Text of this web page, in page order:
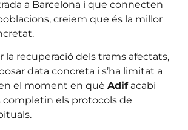
a Barcelona i que connecten
creiem que és la millor
la recuperació dels trams afectats,
data concreta i s’ha limitat a
el moment en què Adifacabi
completin els protocols de